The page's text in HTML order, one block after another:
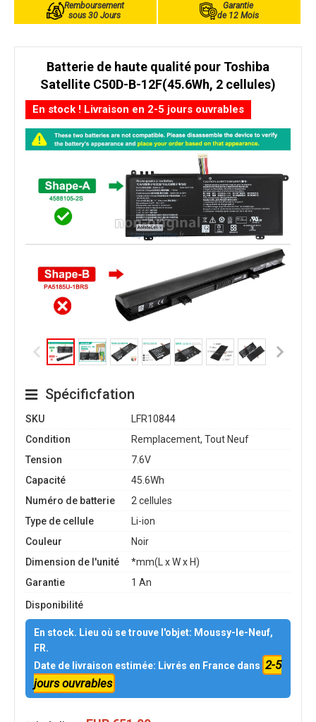
Remboursement
sous 30 Jours
Garantie
de 12 Mois
Batterie de haute qualité pour Toshiba
Satellite C50D-B-12F(45.6Wh, 2 cellules)
En stock ! Livraison en 2-5 jours ouvrables
Spécificfation
SKU
LFR10844
Condition
Remplacement, Tout Neuf
Tension
7.6V
Capacité
45.6Wh
Numéro de batterie
2 cellules
Type de cellule
Li-ion
Couleur
Noir
Dimension de l'unité
*mm(L x W x H)
Garantie
1 An
Disponibilité
En stock. Lieu où se trouve l'objet: Moussy-le-Neuf,
FR.
Date de livraison estimée: Livrés en France dans 2-5
jours ouvrables